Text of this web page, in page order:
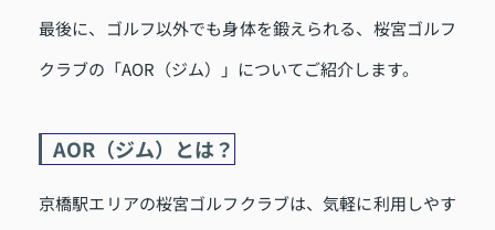
最後に、ゴルフ以外でも身体を鍛えられる、桜宮ゴルフ
クラブの「AOR（ジム）」についてご紹介します。
AOR（ジム）とは？
京橋駅エリアの桜宮ゴルフクラブは、気軽に利用しやす